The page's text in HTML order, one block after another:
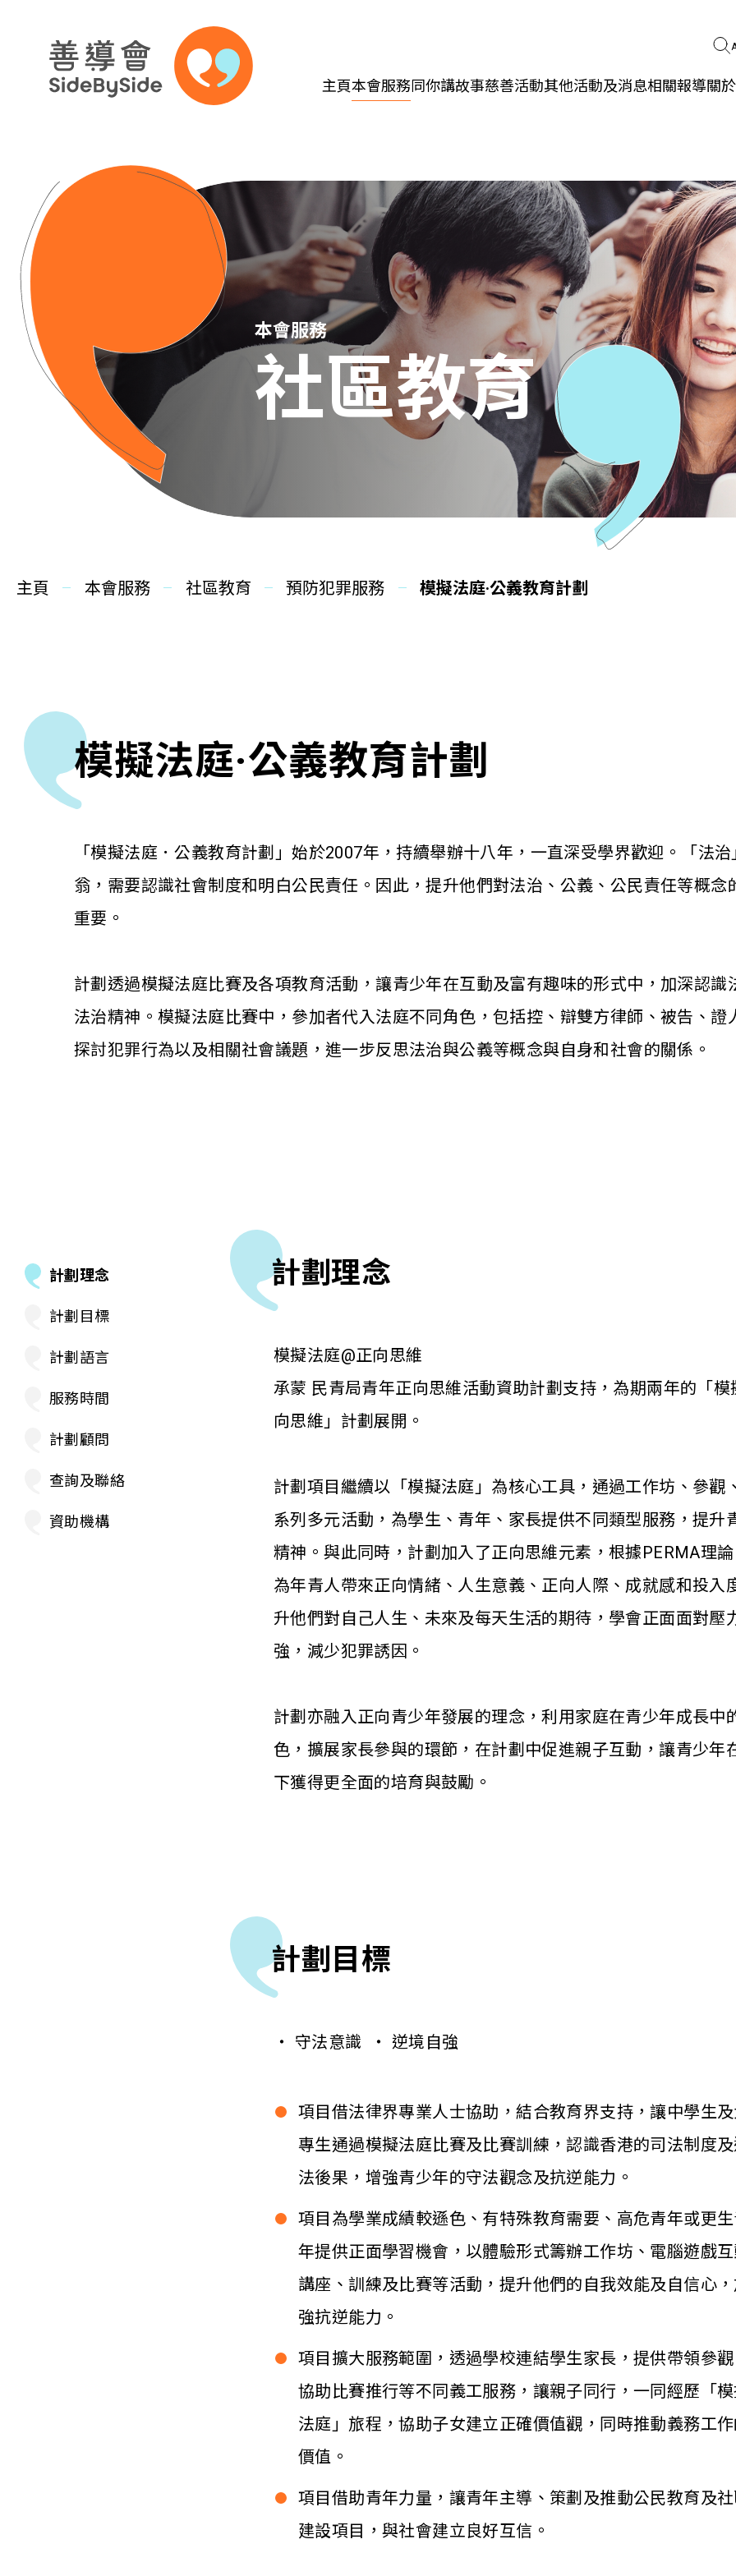
主頁本會服務
職能發展
多元共融
社區連繫
同你講故事慈善活動其他活動及消息相關報導關
本會服務
社區教育
主頁 本會服務 社區教育 預防犯罪服務 模擬法庭·公義教育計劃
模擬法庭·公義教育計劃
「模擬法庭．公義教育計劃」始於2007年，持續舉辦十八年，一直深受學界歡迎。「法
翁，需要認識社會制度和明白公民責任。因此，提升他們對法治、公義、公民責任等概
重要。
計劃透過模擬法庭比賽及各項教育活動，讓青少年在互動及富有趣味的形式中，加深認
法治精神。模擬法庭比賽中，參加者代入法庭不同角色，包括控、辯雙方律師、被告、
探討犯罪行為以及相關社會議題，進一步反思法治與公義等概念與自身和社會的關係。
計劃理念
計劃目標
計劃語言
服務時間
計劃顧問
查詢及聯絡
資助機構
計劃理念
模擬法庭@正向思維
承蒙 民青局青年正向思維活動資助計劃支持，為期兩年的「模
向思維」計劃展開。
計劃項目繼續以「模擬法庭」為核心工具，通過工作坊、參觀
系列多元活動，為學生、青年、家長提供不同類型服務，提升
精神。與此同時，計劃加入了正向思維元素，根據PERMA理
為年青人帶來正向情緒、人生意義、正向人際、成就感和投入
升他們對自己人生、未來及每天生活的期待，學會正面面對壓
強，減少犯罪誘因。
計劃亦融入正向青少年發展的理念，利用家庭在青少年成長中
色，擴展家長參與的環節，在計劃中促進親子互動，讓青少年
下獲得更全面的培育與鼓勵。
計劃目標
‧ 守法意識 ‧ 逆境自強
項目借法律界專業人士協助，結合教育界支持，讓中學生
專生通過模擬法庭比賽及比賽訓練，認識香港的司法制度
法後果，增強青少年的守法觀念及抗逆能力。
項目為學業成績較遜色、有特殊教育需要、高危青年或更
年提供正面學習機會，以體驗形式籌辦工作坊、電腦遊戲
講座、訓練及比賽等活動，提升他們的自我效能及自信心
強抗逆能力。
項目擴大服務範圍，透過學校連結學生家長，提供帶領參
協助比賽推行等不同義工服務，讓親子同行，一同經歷「
法庭」旅程，協助子女建立正確價值觀，同時推動義務工
價值。
項目借助青年力量，讓青年主導、策劃及推動公民教育及
建設項目，與社會建立良好互信。